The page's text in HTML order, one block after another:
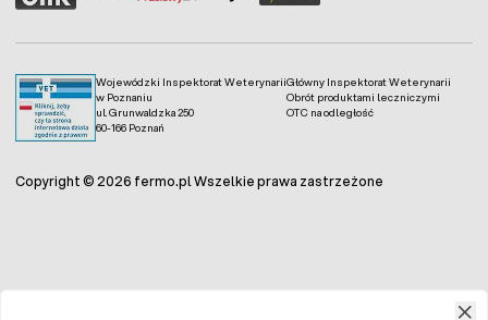
Wojewódzki Inspektorat Weterynarii
w Poznaniu
ul. Grunwaldzka 250
60-166 Poznań
Główny Inspektorat Weterynarii
Obrót produktami leczniczymi
OTC na odległość
Copyright © 2026 fermo.pl Wszelkie prawa zastrzeżone